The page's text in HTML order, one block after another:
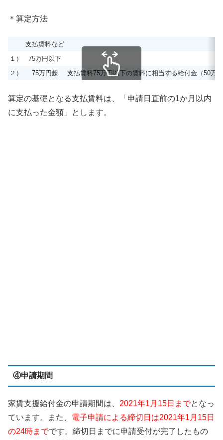
＊算定方法
支払賃料など
１）
75万円以下
２）
75万円超 支払賃料75万円以下の賃料に相当する給付金（50万
算定の基礎となる支払賃料は、「申請日直前の1か月以内
に支払った金額」とします。
④申請期間
家賃支援給付金の申請期間は、 2021年1月15日までとなっ
ています。また、 電子申請による締切日は2021年1月15日
の24時までです。締切日までに申請受付が完了したもの